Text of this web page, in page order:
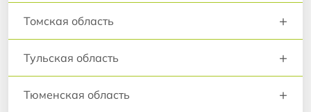
Томская область +
Тульская область +
Тюменская область +